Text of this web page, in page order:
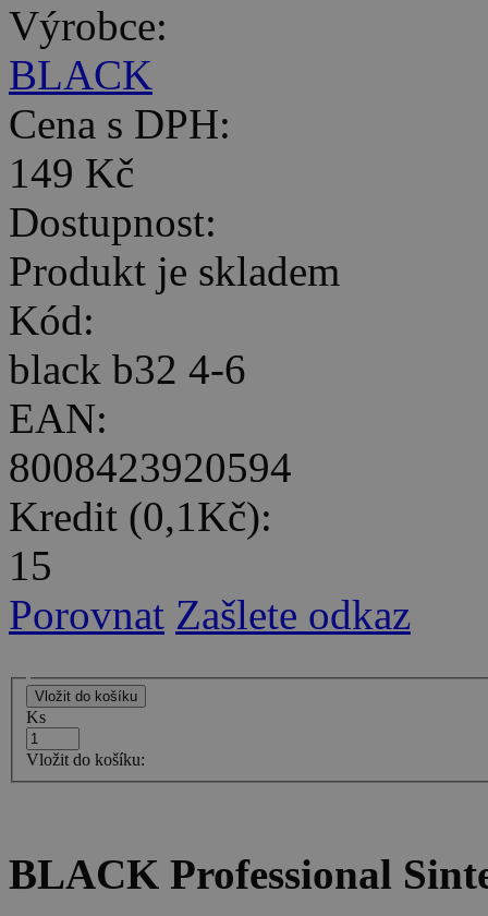
Výrobce:
BLACK
Cena s DPH:
149 Kč
Dostupnost:
Produkt je skladem
Kód:
black b32 4-6
EAN:
8008423920594
Kredit (0,1Kč):
15
Porovnat Zašlete odkaz
Ks
Vložit do košíku:
BLACK Professional